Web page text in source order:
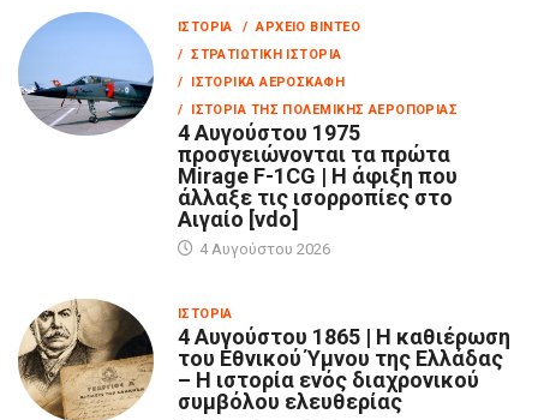
ΙΣΤΟΡΊΑ
/ ΑΡΧΕΊΟ ΒΊΝΤΕΟ
/ ΣΤΡΑΤΙΩΤΙΚΉ ΙΣΤΟΡΊΑ
/ ΙΣΤΟΡΙΚΆ ΑΕΡΟΣΚΆΦΗ
/ ΙΣΤΟΡΊΑ ΤΗΣ ΠΟΛΕΜΙΚΉΣ ΑΕΡΟΠΟΡΊΑΣ
4 Αυγούστου 1975
προσγειώνονται τα πρώτα
Mirage F-1CG | Η άφιξη που
άλλαξε τις ισορροπίες στο
Αιγαίο [vdo]
4 Αυγούστου 2026
ΙΣΤΟΡΊΑ
4 Αυγούστου 1865 | Η καθιέρωση
του Εθνικού Ύμνου της Ελλάδας
– Η ιστορία ενός διαχρονικού
συμβόλου ελευθερίας